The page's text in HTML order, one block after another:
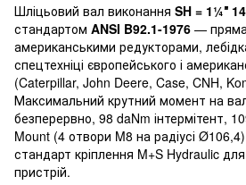
Шліцьовий вал виконання SH = 1¼″
стандартом ANSI B92.1-1976 — пряма
американськими редукторами,
спецтехніці європейського і
(Caterpillar, John Deere, Case, CNH,
Максимальний крутний момент на
безперервно, 98 daNm інтермітент,
Mount (4 отвори M8 на радіусі
стандарт кріплення M+S Hydraulic
пристрій.